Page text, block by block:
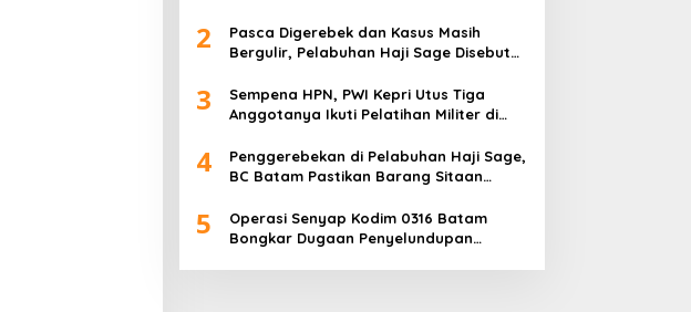
2
Pasca Digerebek dan Kasus Masih
Bergulir, Pelabuhan Haji Sage Disebut
Dipertanyakan
3
Sempena HPN, PWI Kepri Utus Tiga
Anggotanya Ikuti Pelatihan Militer di
4
Penggerebekan di Pelabuhan Haji Sage,
BC Batam Pastikan Barang Sitaan
5
Operasi Senyap Kodim 0316 Batam
Bongkar Dugaan Penyelundupan